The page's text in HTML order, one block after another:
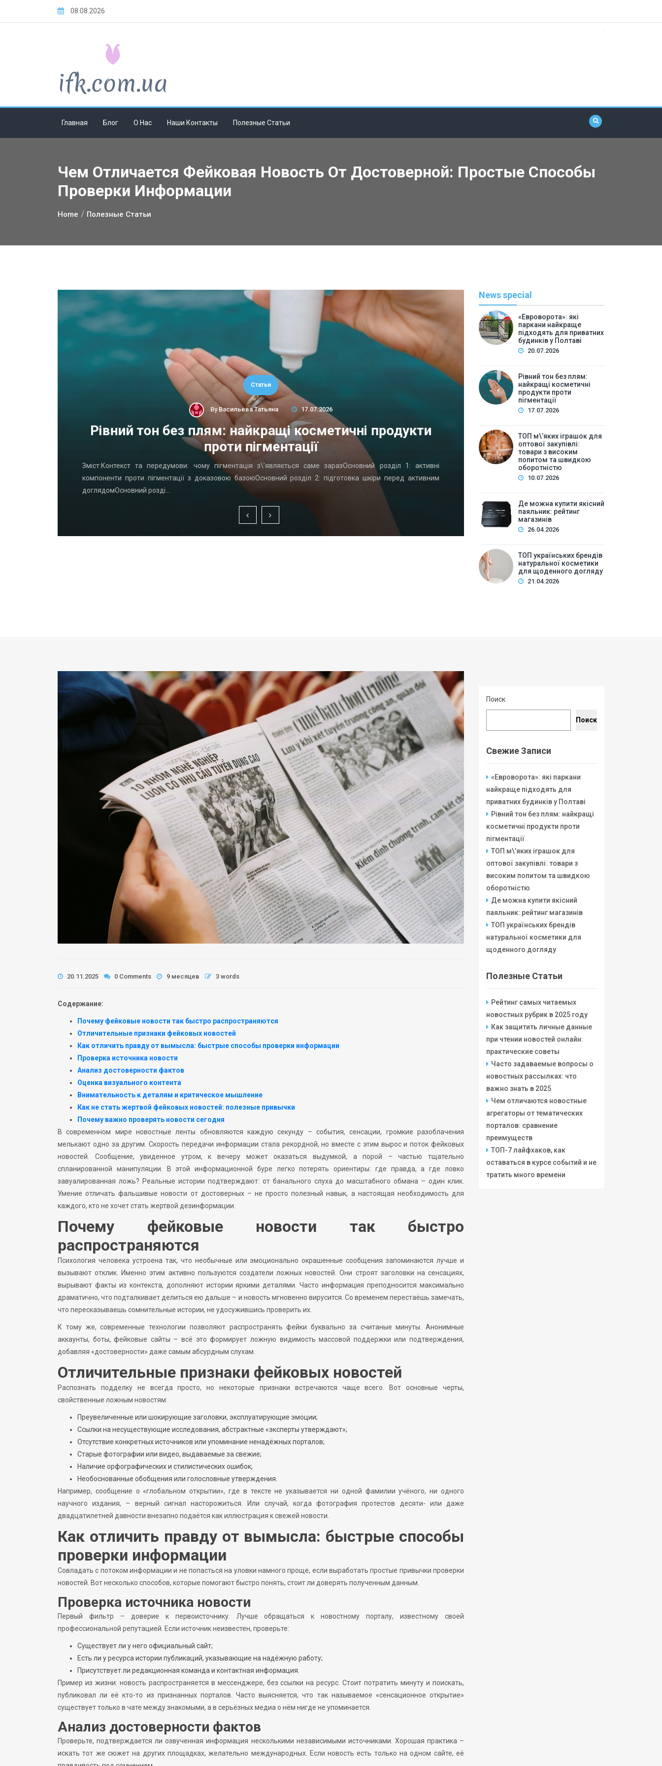
08.08.2026
Главная Блог О Нас Наши Контакты Полезные Статьи
Чем Отличается Фейковая Новость От Достоверной: Простые Способы
Проверки Информации
Home Полезные Статьи
Статьи
By Васильева Татьяна 17.07.2026
Рівний тон без плям: найкращі косметичні продукти
проти пігментації
Зміст:Контекст та передумови: чому пігментація з\’являється саме заразОсновний розділ 1: активні
компоненти проти пігментації з доказовою базоюОсновний розділ 2: підготовка шкіри перед активним
доглядомОсновний розді…
ТОП м\’яких іграшок для
високим попитом
Зміст:Історія попиту на м\’які іграшки: від
оптової закупівлі у 2026 роціKalibri — лідер за
News special
«Евроворота»: які
паркани найкраще
підходять для приватних
будинків у Полтаві
20.07.2026
Рівний тон без плям:
найкращі косметичні
продукти проти
пігментації
17.07.2026
ТОП м\’яких іграшок для
оптової закупівлі:
товари з високим
попитом та швидкою
оборотністю
10.07.2026
Де можна купити якісний
паяльник: рейтинг
магазинів
26.04.2026
ТОП українських брендів
натуральної косметики
для щоденного догляду
21.04.2026
20.11.2025 0 Comments 9 месяцев 3 words
Содержание:
Почему фейковые новости так быстро распространяются
Отличительные признаки фейковых новостей
Как отличить правду от вымысла: быстрые способы проверки информации
Проверка источника новости
Анализ достоверности фактов
Оценка визуального контента
Внимательность к деталям и критическое мышление
Как не стать жертвой фейковых новостей: полезные привычки
Почему важно проверять новости сегодня
В современном мире новостные ленты обновляются каждую секунду – события, сенсации, громкие разоблачения
мелькают одно за другим. Скорость передачи информации стала рекордной, но вместе с этим вырос и поток фейковых
новостей. Сообщение, увиденное утром, к вечеру может оказаться выдумкой, а порой – частью тщательно
спланированной манипуляции. В этой информационной буре легко потерять ориентиры: где правда, а где ловко
завуалированная ложь? Реальные истории подтверждают: от банального слуха до масштабного обмана – один клик.
Умение отличать фальшивые новости от достоверных – не просто полезный навык, а настоящая необходимость для
каждого, кто не хочет стать жертвой дезинформации.
Почему фейковые новости так быстро
распространяются
Психология человека устроена так, что необычные или эмоционально окрашенные сообщения запоминаются лучше и
вызывают отклик. Именно этим активно пользуются создатели ложных новостей. Они строят заголовки на сенсациях,
вырывают факты из контекста, дополняют истории яркими деталями. Часто информация преподносится максимально
драматично, что подталкивает делиться ею дальше – и новость мгновенно вирусится. Со временем перестаёшь замечать,
что пересказываешь сомнительные истории, не удосужившись проверить их.
К тому же, современные технологии позволяют распространять фейки буквально за считаные минуты. Анонимные
аккаунты, боты, фейковые сайты – всё это формирует ложную видимость массовой поддержки или подтверждения,
добавляя «достоверности» даже самым абсурдным слухам.
Отличительные признаки фейковых новостей
Распознать подделку не всегда просто, но некоторые признаки встречаются чаще всего. Вот основные черты,
свойственные ложным новостям:
Преувеличенные или шокирующие заголовки, эксплуатирующие эмоции;
Ссылки на несуществующие исследования, абстрактные «эксперты утверждают»;
Отсутствие конкретных источников или упоминание ненадёжных порталов;
Старые фотографии или видео, выдаваемые за свежие;
Наличие орфографических и стилистических ошибок;
Необоснованные обобщения или голословные утверждения.
Например, сообщение о «глобальном открытии», где в тексте не указывается ни одной фамилии учёного, ни одного
научного издания, – верный сигнал насторожиться. Или случай, когда фотография протестов десяти- или даже
двадцатилетней давности внезапно подаётся как иллюстрация к свежей новости.
Как отличить правду от вымысла: быстрые способы
проверки информации
Совладать с потоком информации и не попасться на уловки намного проще, если выработать простые привычки проверки
новостей. Вот несколько способов, которые помогают быстро понять, стоит ли доверять полученным данным.
Проверка источника новости
Первый фильтр – доверие к первоисточнику. Лучше обращаться к новостному порталу, известному своей
профессиональной репутацией. Если источник неизвестен, проверьте:
Существует ли у него официальный сайт;
Есть ли у ресурса истории публикаций, указывающие на надёжную работу;
Присутствует ли редакционная команда и контактная информация.
Пример из жизни: новость распространяется в мессенджере, без ссылки на ресурс. Стоит потратить минуту и поискать,
публиковал ли её кто-то из признанных порталов. Часто выясняется, что так называемое «сенсационное открытие»
существует только в чате между знакомыми, а в серьёзных медиа о нём нигде не упоминается.
Анализ достоверности фактов
Проверьте, подтверждается ли озвученная информация несколькими независимыми источниками. Хорошая практика –
искать тот же сюжет на других площадках, желательно международных. Если новость есть только на одном сайте, её
Поиск
Поиск
Свежие Записи
«Евроворота»: які паркани
найкраще підходять для
приватних будинків у Полтаві
Рівний тон без плям: найкращі
косметичні продукти проти
пігментації
ТОП м\’яких іграшок для
оптової закупівлі: товари з
високим попитом та швидкою
оборотністю
Де можна купити якісний
паяльник: рейтинг магазинів
ТОП українських брендів
натуральної косметики для
щоденного догляду
Полезные Статьи
Рейтинг самых читаемых
новостных рубрик в 2025 году
Как защитить личные данные
при чтении новостей онлайн:
практические советы
Часто задаваемые вопросы о
новостных рассылках: что
важно знать в 2025
Чем отличаются новостные
агрегаторы от тематических
порталов: сравнение
преимуществ
ТОП-7 лайфхаков, как
оставаться в курсе событий и не
тратить много времени